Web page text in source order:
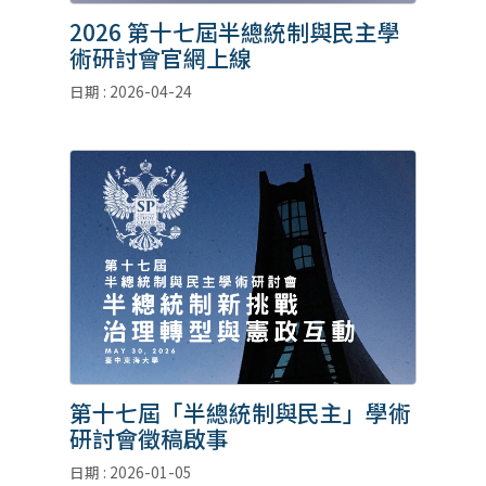
2026 第十七屆半總統制與民主學
術研討會官網上線
日期 : 2026-04-24
第十七屆「半總統制與民主」學術
研討會徵稿啟事
日期 : 2026-01-05